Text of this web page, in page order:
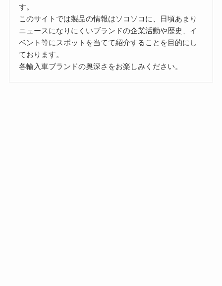
す。
このサイトでは製品の情報はソコソコに、日頃あまり
ニュースになりにくいブランドの企業活動や歴史、イ
ベント等にスポットを当てて紹介することを目的にし
ております。
各輸入車ブランドの奥深さをお楽しみください。